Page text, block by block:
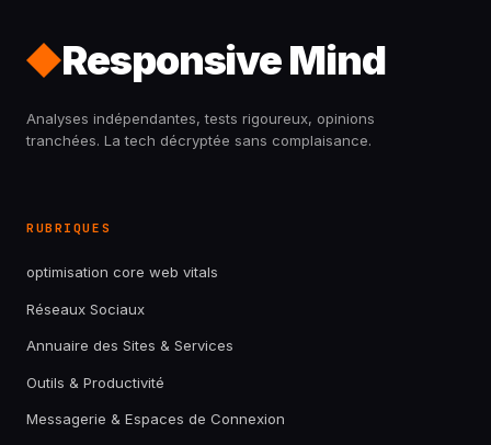
Responsive Mind
Analyses indépendantes, tests rigoureux, opinions
tranchées. La tech décryptée sans complaisance.
RUBRIQUES
optimisation core web vitals
Réseaux Sociaux
Annuaire des Sites & Services
Outils & Productivité
Messagerie & Espaces de Connexion